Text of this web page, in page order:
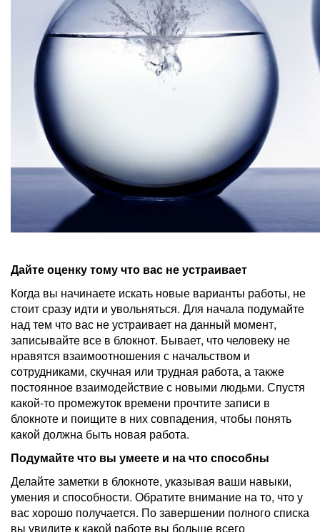
Дайте оценку тому что вас не устраивает
Когда вы начинаете искать новые варианты работы, не
стоит сразу идти и увольняться. Для начала подумайте
над тем что вас не устраивает на данный момент,
записывайте все в блокнот. Бывает, что человеку не
нравятся взаимоотношения с начальством и
сотрудниками, скучная или трудная работа, а также
постоянное взаимодействие с новыми людьми. Спустя
какой-то промежуток времени прочтите записи в
блокноте и поищите в них совпадения, чтобы понять
какой должна быть новая работа.
Подумайте что вы умеете и на что способны
Делайте заметки в блокноте, указывая ваши навыки,
умения и способности. Обратите внимание на то, что у
вас хорошо получается. По завершении полного списка
вы увидите к какой работе вы больше всего